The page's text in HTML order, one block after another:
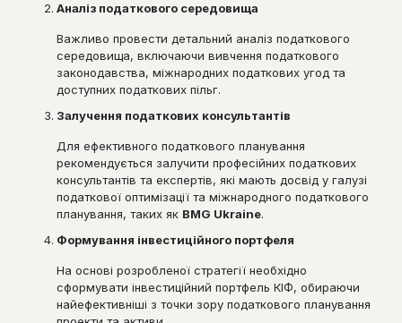
Аналіз податкового середовища
Важливо провести детальний аналіз податкового
середовища, включаючи вивчення податкового
законодавства, міжнародних податкових угод та
доступних податкових пільг.
Залучення податкових консультантів
Для ефективного податкового планування
рекомендується залучити професійних податкових
консультантів та експертів, які мають досвід у галузі
податкової оптимізації та міжнародного податкового
планування, таких як BMG Ukraine.
Формування інвестиційного портфеля
На основі розробленої стратегії необхідно
сформувати інвестиційний портфель КІФ, обираючи
найефективніші з точки зору податкового планування